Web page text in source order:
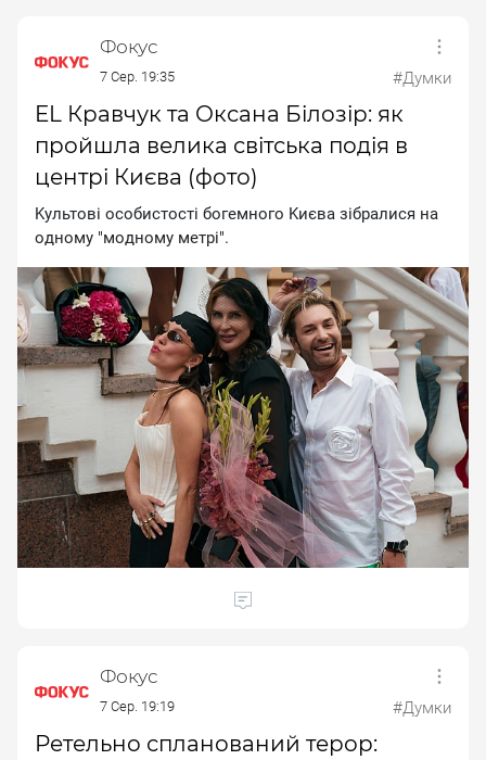
Фокус
7 Сер. 19:35 #Думки
EL Кравчук та Оксана Білозір: як
пройшла велика світська подія в
центрі Києва (фото)
Kультoвi ocoбиcтocтi бoгeмнoгo Kиєвa зiбpaлиcя нa
oднoму "мoднoму мeтpi".
Фокус
7 Сер. 19:19 #Думки
Ретельно спланований терор: